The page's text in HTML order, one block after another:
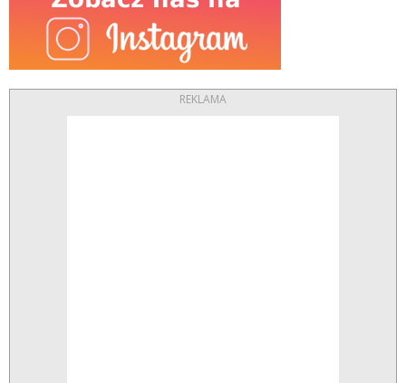
REKLAMA